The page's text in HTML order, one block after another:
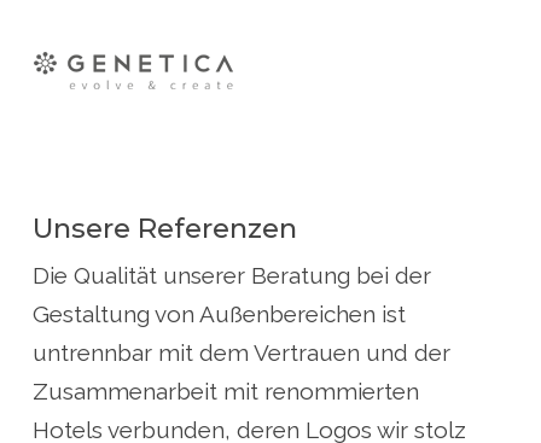
Unsere Referenzen
Die Qualität unserer Beratung bei der
Gestaltung von Außenbereichen ist
untrennbar mit dem Vertrauen und der
Zusammenarbeit mit renommierten
Hotels verbunden, deren Logos wir stolz